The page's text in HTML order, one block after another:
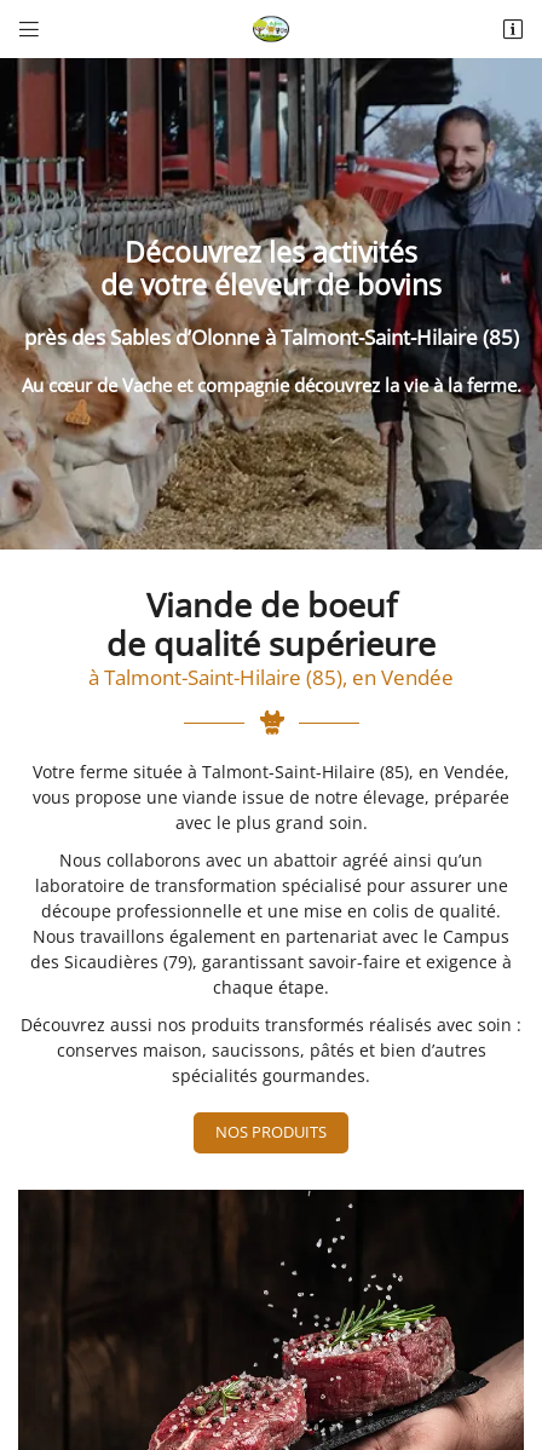
 
La Thérèsière
85440 Talmont-Saint-Hilaire
 Adresse email de réception
 Recopier le code ci-contre
Rafraîchir le captcha
En cochant cette case, vous consentez à recevoir nos propositions commerciales à
l'adresse email indiqué ci-dessus. Vous pouvez vous désinscrire à tout moment en
utilisantle formulaire de désinscription.
Inscription
Découvrez les activités
de votre éleveur de bovins
près des Sables d’Olonne à Talmont-Saint-Hilaire (85)
Au cœur de Vache et compagnie découvrez la vie à la ferme.
Viande de boeuf
de qualité supérieure
à Talmont-Saint-Hilaire (85), en Vendée
Votre ferme située à Talmont-Saint-Hilaire (85), en Vendée,
vous propose une viande issue de notre élevage, préparée
avec le plus grand soin.
Nous collaborons avec un abattoir agréé ainsi qu’un
laboratoire de transformation spécialisé pour assurer une
découpe professionnelle et une mise en colis de qualité.
Nous travaillons également en partenariat avec le Campus
des Sicaudières (79), garantissant savoir-faire et exigence à
chaque étape.
Découvrez aussi nos produits transformés réalisés avec soin :
conserves maison, saucissons, pâtés et bien d’autres
spécialités gourmandes.
NOS PRODUITS